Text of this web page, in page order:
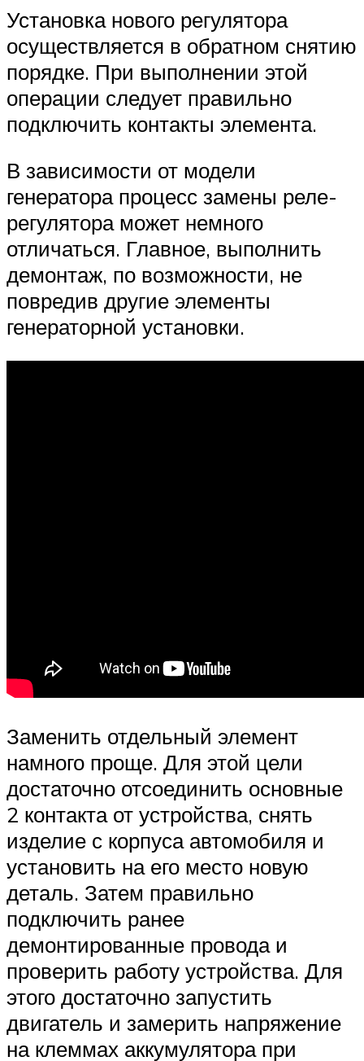
Установка нового регулятора
осуществляется в обратном снятию
порядке. При выполнении этой
операции следует правильно
подключить контакты элемента.
В зависимости от модели
генератора процесс замены реле-
регулятора может немного
отличаться. Главное, выполнить
демонтаж, по возможности, не
повредив другие элементы
генераторной установки.
Заменить отдельный элемент
намного проще. Для этой цели
достаточно отсоединить основные
2 контакта от устройства, снять
изделие с корпуса автомобиля и
установить на его место новую
деталь. Затем правильно
подключить ранее
демонтированные провода и
проверить работу устройства. Для
этого достаточно запустить
двигатель и замерить напряжение
на клеммах аккумулятора при